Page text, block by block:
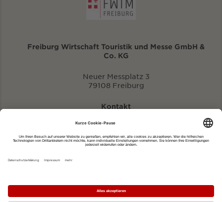
Freiburg Wirtschaft Touristik und Messe GmbH &
Co. KG
Neuer Messplatz 3
79108 Freiburg
Kontakt
eventportal@fwtm.de
Impressum